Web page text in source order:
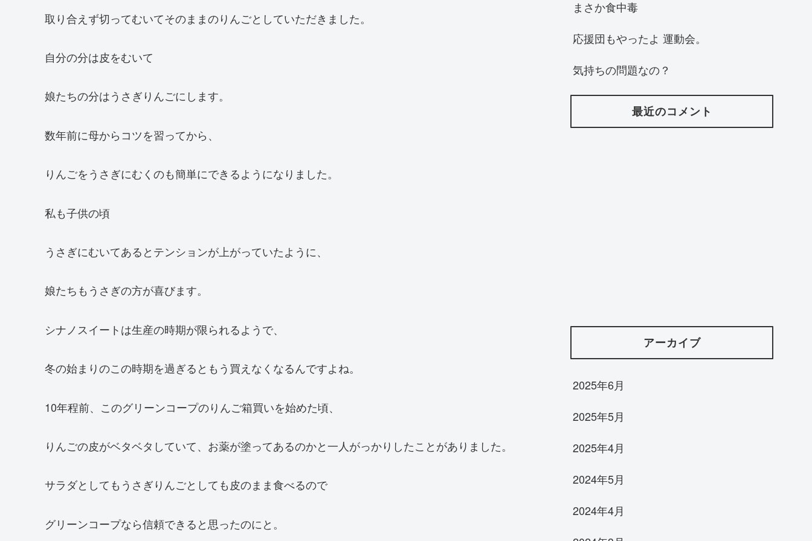
取り合えず切ってむいてそのままのりんごとしていただきました。
自分の分は皮をむいて
娘たちの分はうさぎりんごにします。
数年前に母からコツを習ってから、
りんごをうさぎにむくのも簡単にできるようになりました。
私も子供の頃
うさぎにむいてあるとテンションが上がっていたように、
娘たちもうさぎの方が喜びます。
シナノスイートは生産の時期が限られるようで、
冬の始まりのこの時期を過ぎるともう買えなくなるんですよね。
10年程前、このグリーンコープのりんご箱買いを始めた頃、
りんごの皮がベタベタしていて、お薬が塗ってあるのかと一人がっかりしたことがありました。
サラダとしてもうさぎりんごとしても皮のまま食べるので
グリーンコープなら信頼できると思ったのにと。
まさか食中毒
応援団もやったよ 運動会。
気持ちの問題なの？
最近のコメント
アーカイブ
2025年6月
2025年5月
2025年4月
2024年5月
2024年4月